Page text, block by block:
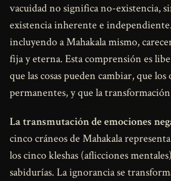
vacuidad no significa no-existencia,
existencia inherente e independiente.
incluyendo a Mahakala mismo,
fija y eterna. Esta comprensión es
que las cosas pueden cambiar, que
permanentes, y que la
La transmutación de emociones
cinco cráneos de Mahakala
los cinco kleshas (aflicciones
sabidurías. La ignorancia se